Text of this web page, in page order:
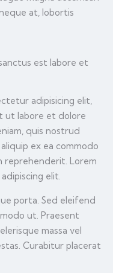
at, lobortis
est labore et
adipisicing elit,
ut labore et dolore
quis nostrud
ex ea commodo
reprehenderit. Lorem
elit.
porta. Sed eleifend
ut. Praesent
massa vel
Curabitur placerat